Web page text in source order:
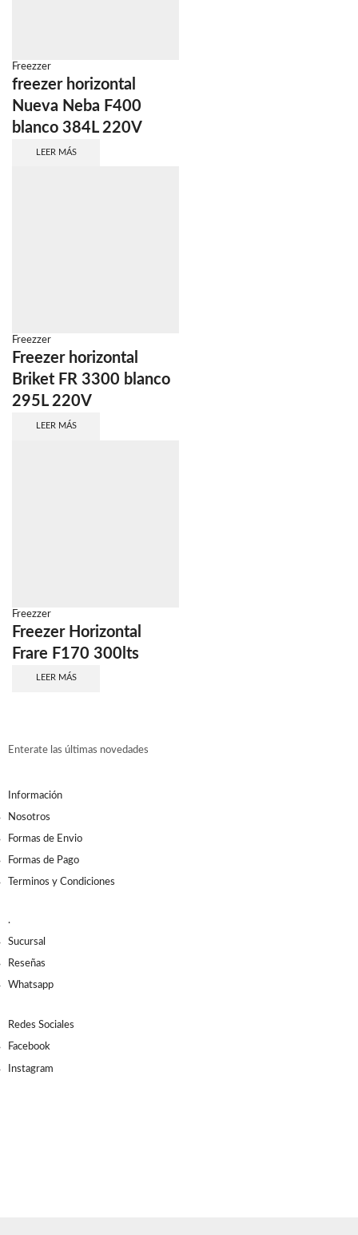
Freezzer
freezer horizontal
Nueva Neba F400
blanco 384L 220V
LEER MÁS
Freezzer
Freezer horizontal
Briket FR 3300 blanco
295L 220V
LEER MÁS
Freezzer
Freezer Horizontal
Frare F170 300lts
LEER MÁS
Enterate las últimas novedades
Información
Nosotros
Formas de Envio
Formas de Pago
Terminos y Condiciones
.
Sucursal
Reseñas
Whatsapp
Redes Sociales
Facebook
Instagram